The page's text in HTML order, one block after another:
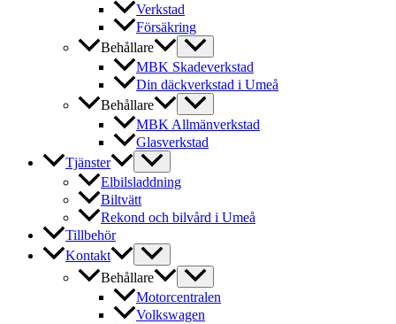
Verkstad
Försäkring
Behållare
MBK Skadeverkstad
Din däckverkstad i Umeå
Behållare
MBK Allmänverkstad
Glasverkstad
Tjänster
Elbilsladdning
Biltvätt
Rekond och bilvård i Umeå
Tillbehör
Kontakt
Behållare
Motorcentralen
Volkswagen